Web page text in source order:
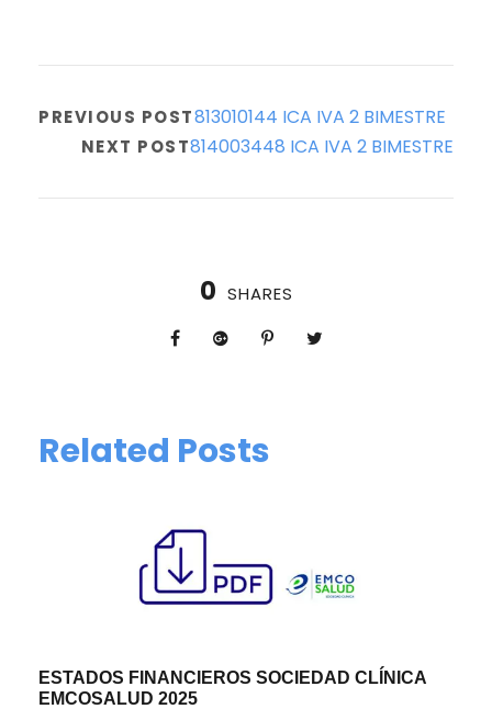
PREVIOUS POST813010144 ICA IVA 2 BIMESTRE
NEXT POST814003448 ICA IVA 2 BIMESTRE
0 SHARES
Related Posts
ESTADOS FINANCIEROS SOCIEDAD CLÍNICA
EMCOSALUD 2025